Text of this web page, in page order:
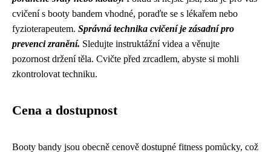
cvičení s booty bandem vhodné, poraďte se s lékařem nebo
fyzioterapeutem. Správná technika cvičení je zásadní pro
prevenci zranění. Sledujte instruktážní videa a věnujte
pozornost držení těla. Cvičte před zrcadlem, abyste si mohli
zkontrolovat techniku.
Cena a dostupnost
Booty bandy jsou obecně cenově dostupné fitness pomůcky, což